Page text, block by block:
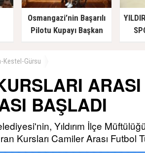
Osmangazi’nin Başarılı
Pilotu Kupayı Başkan
Kestel-Gürsu
BAŞLADI
Yıldırım İlçe
Kursları Camiler Arası Futbol